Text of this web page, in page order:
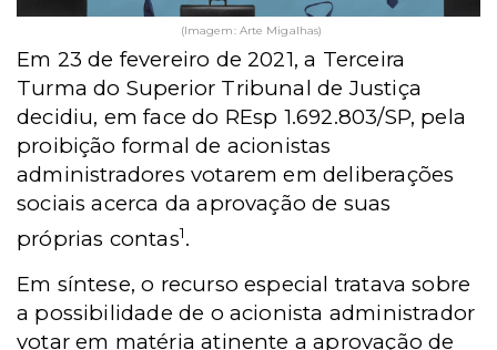
(Imagem: Arte Migalhas)
Em 23 de fevereiro de 2021, a Terceira
Turma do Superior Tribunal de Justiça
decidiu, em face do REsp 1.692.803/SP, pela
proibição formal de acionistas
administradores votarem em deliberações
sociais acerca da aprovação de suas
próprias contas1.
Em síntese, o recurso especial tratava sobre
a possibilidade de o acionista administrador
votar em matéria atinente a aprovação de